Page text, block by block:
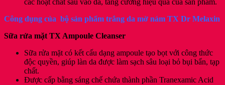
Công dụng của bộ sản phẩm trắng da mờ nám TX Dr Melaxin
Sữa rửa mặt TX Ampoule Cleanser
Sữa rửa mặt có kết cấu dạng ampoule tạo bọt với công thức
độc quyền, giúp làn da được làm sạch sâu loại bỏ bụi bẩn, tạp
chất.
Được cấp bằng sáng chế chứa thành phần Tranexamic Acid